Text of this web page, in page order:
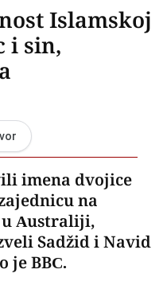
Islamskoj
i sin,
imena dvojice
na
Australiji,
Sadžid i Navid
je BBC.